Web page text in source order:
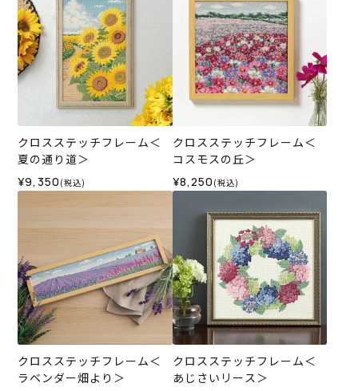
クロスステッチフレーム＜
夏の通り道＞
¥9,350 (税込)
クロスステッチフレーム＜
コスモスの丘＞
¥8,250 (税込)
クロスステッチフレーム＜
ラベンダー畑より＞
クロスステッチフレーム＜
あじさいリース＞